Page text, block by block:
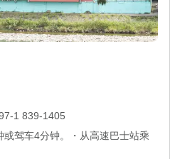
1 839-1405
或驾车4分钟。・从高速巴士站乘